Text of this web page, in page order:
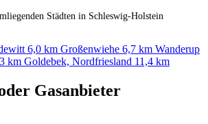
Städten in Schleswig-Holstein
6,0 km Großenwiehe 6,7 km Wanderup
km Goldebek, Nordfriesland 11,4 km
Gasanbieter